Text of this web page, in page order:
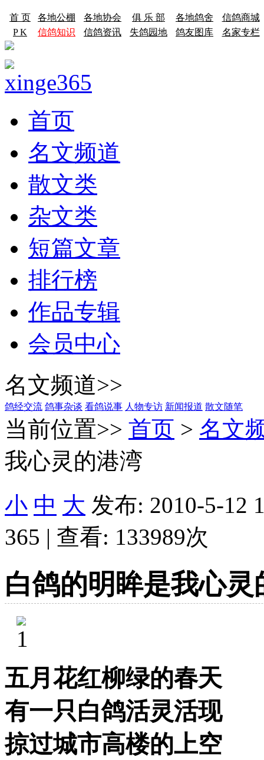
首 页 各地公棚 各地协会 俱 乐 部 各地鸽舍
信鸽商城
P K
信鸽知识 信鸽资讯 失鸽园地 鸽友图库 名家专栏
首页
名文频道
散文类
杂文类
短篇文章
排行榜
作品专辑
会员中心
名文频道>>
鸽经交流 鸽事杂谈 看鸽说事 人物专访 新闻报道 散文随笔
当前位置>> 首页 > 名文
我心灵的港湾
小 中 大 发布: 2010-5-12
365 | 查看: 133989次
白鸽的明眸是我心灵
五月花红柳绿的春天
有一只白鸽活灵活现
掠过城市高楼的上空